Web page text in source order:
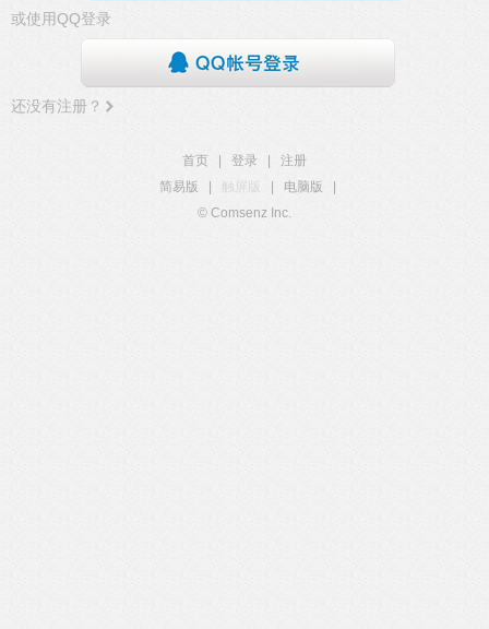
或使用QQ登录
还没有注册？
首页 登录
注册
简易版
触屏版 电脑版
© Comsenz Inc.